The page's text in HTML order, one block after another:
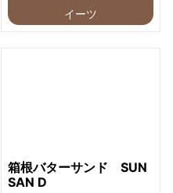
イーツ
箱根バターサンド SUN
SAN D